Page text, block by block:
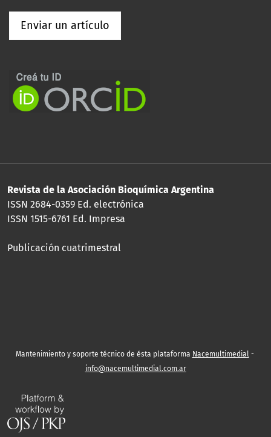
Enviar un artículo
Revista de la Asociación Bioquímica Argentina
ISSN 2684-0359 Ed. electrónica
ISSN 1515-6761 Ed. Impresa
Publicación cuatrimestral
Mantenimiento y soporte técnico de ésta plataforma Nacemultimedial-
info@nacemultimedial.com.ar